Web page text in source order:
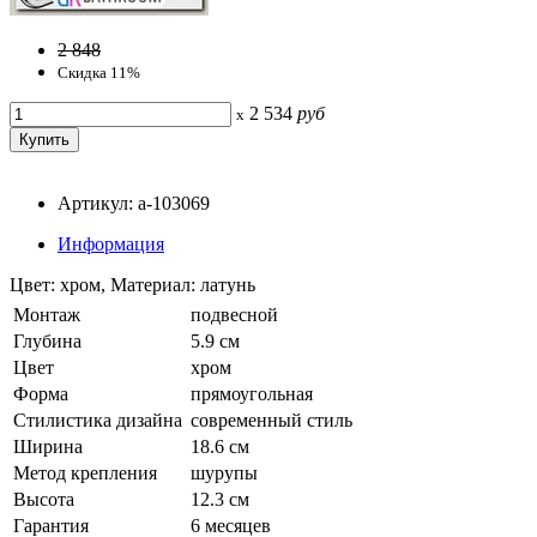
2 848
Скидка 11%
x 2 534 руб
Артикул: a-103069
Информация
Цвет: хром, Материал: латунь
Монтаж
подвесной
Глубина
5.9 см
Цвет
хром
Форма
прямоугольная
Стилистика дизайна современный стиль
Ширина
18.6 см
Метод крепления
шурупы
Высота
12.3 см
Гарантия
6 месяцев